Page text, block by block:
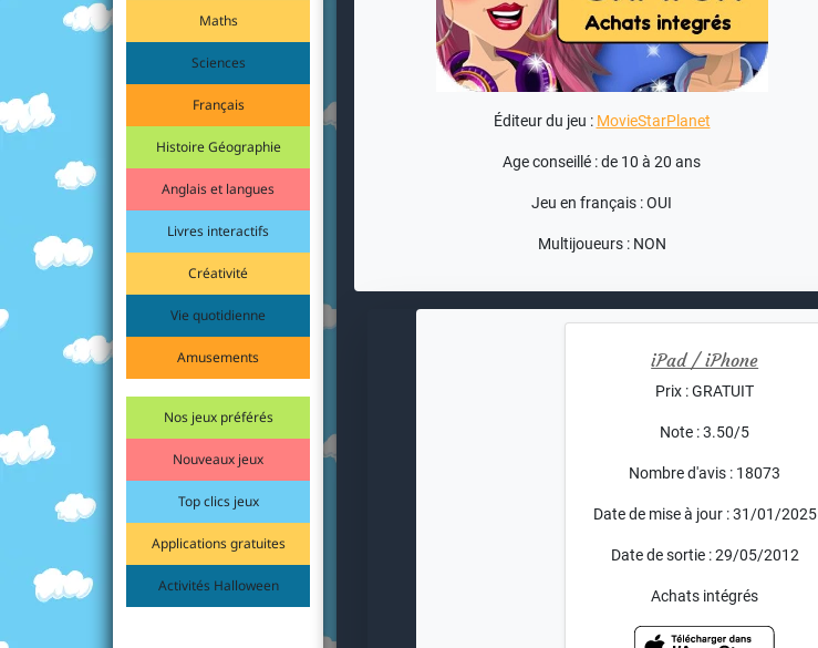
Maths
Sciences
Français
Histoire Géographie
Anglais et langues
Livres interactifs
Créativité
Vie quotidienne
Amusements
Nos jeux préférés
Nouveaux jeux
Top clics jeux
Applications gratuites
Activités Halloween
Éditeur du jeu : MovieStarPlanet
Age conseillé : de 10 à 20 ans
Jeu en français : OUI
Multijoueurs : NON
iPad / iPhone
Prix : GRATUIT
Note : 3.50/5
Nombre d'avis : 18073
Date de mise à jour : 31/01/2025
Date de sortie : 29/05/2012
Achats intégrés